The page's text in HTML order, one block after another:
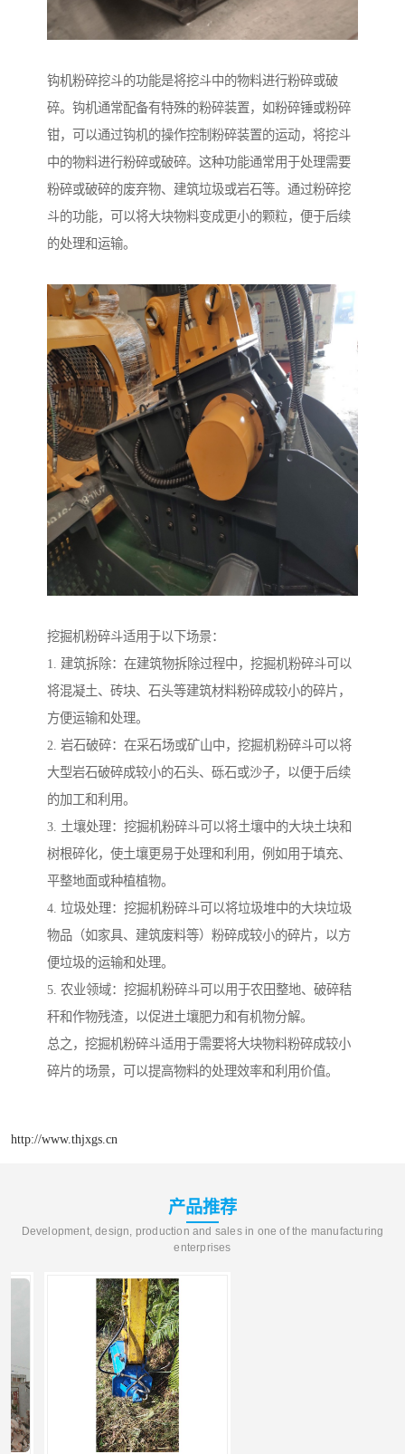
钩机粉碎挖斗的功能是将挖斗中的物料进行粉碎或破
碎。钩机通常配备有特殊的粉碎装置，如粉碎锤或粉碎
钳，可以通过钩机的操作控制粉碎装置的运动，将挖斗
中的物料进行粉碎或破碎。这种功能通常用于处理需要
粉碎或破碎的废弃物、建筑垃圾或岩石等。通过粉碎挖
斗的功能，可以将大块物料变成更小的颗粒，便于后续
的处理和运输。
挖掘机粉碎斗适用于以下场景：
1. 建筑拆除：在建筑物拆除过程中，挖掘机粉碎斗可以
将混凝土、砖块、石头等建筑材料粉碎成较小的碎片，
方便运输和处理。
2. 岩石破碎：在采石场或矿山中，挖掘机粉碎斗可以将
大型岩石破碎成较小的石头、砾石或沙子，以便于后续
的加工和利用。
3. 土壤处理：挖掘机粉碎斗可以将土壤中的大块土块和
树根碎化，使土壤更易于处理和利用，例如用于填充、
平整地面或种植植物。
4. 垃圾处理：挖掘机粉碎斗可以将垃圾堆中的大块垃圾
物品（如家具、建筑废料等）粉碎成较小的碎片，以方
便垃圾的运输和处理。
5. 农业领域：挖掘机粉碎斗可以用于农田整地、破碎秸
秆和作物残渣，以促进土壤肥力和有机物分解。
总之，挖掘机粉碎斗适用于需要将大块物料粉碎成较小
碎片的场景，可以提高物料的处理效率和利用价值。
http://www.thjxgs.cn
产品推荐
Development, design, production and sales in one of the manufacturing
enterprises